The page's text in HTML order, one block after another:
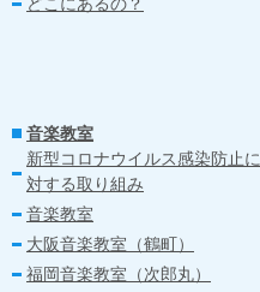
音楽教室
新型コロナウイルス感染防止に
対する取り組み
音楽教室
大阪音楽教室（鶴町）
福岡音楽教室（次郎丸）